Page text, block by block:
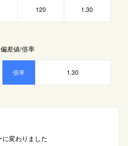
120 1.30
偏差値/倍率
倍率 1.30
変わりました